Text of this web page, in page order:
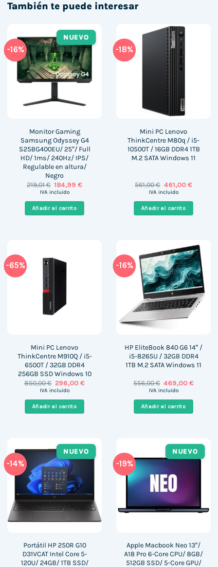
También te puede interesar
-16%
NUEVO
Monitor Gaming
Samsung Odyssey G4
S25BG400EU/ 25″/ Full
HD/ 1ms/ 240Hz/ IPS/
Regulable en altura/
Negro
219,01€ El
precio
era:
219,01 €.
184,99€El
es:
184,99 €.
IVA incluido
Añadir al carrito
-18%
Mini PC Lenovo
ThinkCentre M80q / i5-
10500T / 16GB DDR4 1TB
M.2 SATA Windows 11
561,00€ El
precio
era:
561,00 €.
461,00 €El
es:
461,00 €.
IVA incluido
Añadir al carrito
-65%
Mini PC Lenovo
ThinkCentre M910Q / i5-
6500T / 32GB DDR4
256GB SSD Windows 10
850,00€ El
precio
era:
850,00 €.
296,00€El
IVA incluido
Añadir al carrito
-16%
HP EliteBook 840 G6 14″ /
i5-8265U / 32GB DDR4
1TB M.2 SATA Windows 11
556,00€ El
precio
era:
556,00 €.
469,00€El
IVA incluido
Añadir al carrito
-14%
NUEVO
Portátil HP 250R G10
D31VCAT Intel Core 5-
120U/ 24GB/ 1TB SSD/
-19%
NUEVO
Apple Macbook Neo 13″/
A18 Pro 6-Core CPU/ 8GB/
512GB SSD/ 5-Core GPU/